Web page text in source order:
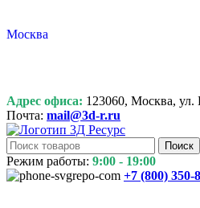
Москва
Адрес офиса: 123060, Москва, ул.
Почта: mail@3d-r.ru
Поиск
Режим работы: 9:00 - 19:00
+7 (800) 350-